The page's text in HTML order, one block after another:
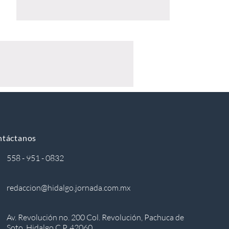
558 - 951 - 0832
redaccion@hidalgo.jornada.com.mx
Av. Revolución no. 200 Col. Revolución, Pachuca de